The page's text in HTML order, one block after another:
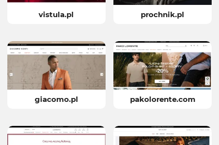
vistula.pl prochnik.pl
giacomo.pl pakolorente.com